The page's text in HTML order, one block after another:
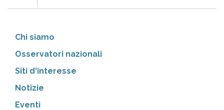
Chi siamo
Osservatori nazionali
Siti d'interesse
Notizie
Eventi